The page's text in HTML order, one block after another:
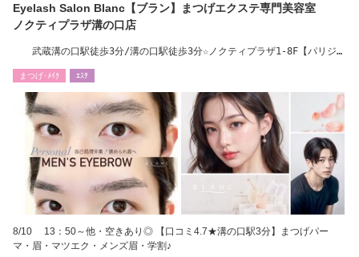
Eyelash Salon Blanc【ブラン】まつげエクステ専門美容室
ノクティプラザ溝の口店
武蔵溝の口駅徒歩3分/溝の口駅徒歩3分☆ノクティプラザ1-8F【パリジェ
まつげ･ﾒｲｸ ｴｽﾃ
8/10 13：50～他・空きあり◎ 【口コミ4.7★溝の口駅3分】まつげパー
マ・眉・マツエク・メンズ眉・学割♪